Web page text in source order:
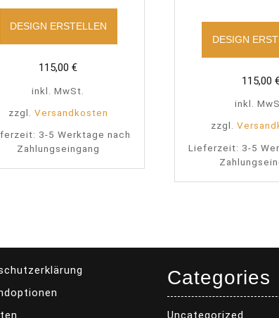
DESIGN ERSTELLEN
115,00€
inkl. MwSt.
zzgl. Versandkosten
3-5 Werktage nach
Zahlungseingang
DESIGN
115,00
inkl.
zzgl.
Lieferzeit: 3-5
Categories
Uncategorized